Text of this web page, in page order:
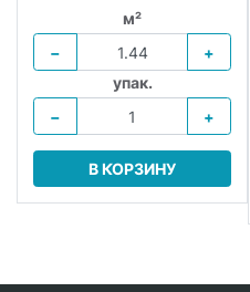
м²
−
+
упак.
−
+
В КОРЗИНУ